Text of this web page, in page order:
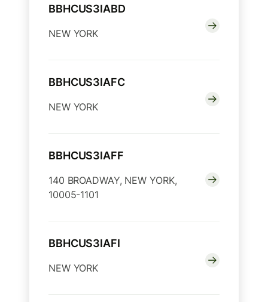
BBHCUS3IABD
NEW YORK
BBHCUS3IAFC
NEW YORK
BBHCUS3IAFF
140 BROADWAY, NEW YORK,
10005-1101
BBHCUS3IAFI
NEW YORK